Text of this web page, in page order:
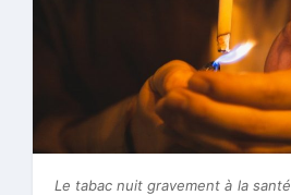
Le tabac nuit gravement à la santé